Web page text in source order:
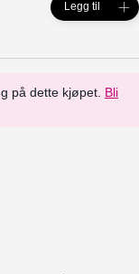
på dette kjøpet. Bli
Legg til